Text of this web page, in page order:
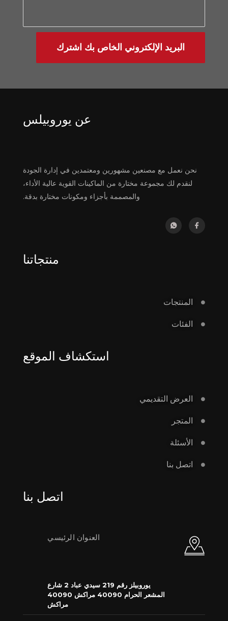
البريد الإلكتروني الخاص بك اشترك
عن يوروبيلس
نحن نعمل مع مصنعين مشهورين ومعتمدين في إدارة الجودة
لنقدم لك مجموعة مختارة من الماكينات القوية عالية الأداء،
والمصممة بأجزاء ومكونات مختارة بدقة.
منتجاتنا
المنتجات
الفئات
استكشاف الموقع
العرض التقديمي
المتجر
الأسئلة
اتصل بنا
اتصل بنا
العنوان الرئيسي
يوروبيلز رقم 219 سيدي عباد 2 شارع
المشعر الحرام 40090 مراكش 40090
مراكش